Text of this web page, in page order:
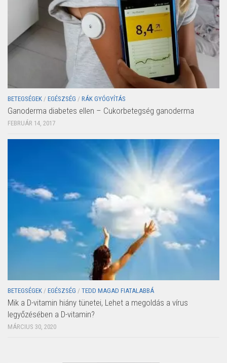
BETEGSÉGEK / EGÉSZSÉG / RÁK GYÓGYÍTÁS
Ganoderma diabetes ellen – Cukorbetegség ganoderma
FEBRUÁR 14, 2017
BETEGSÉGEK / EGÉSZSÉG / TEDD MAGAD FIATALABBÁ
Mik a D-vitamin hiány tünetei, Lehet a megoldás a vírus
legyőzésében a D-vitamin?
MÁRCIUS 30, 2020